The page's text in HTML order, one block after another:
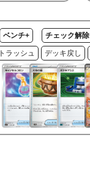
ベンチ+ チェック解除
トラッシュ デッキ戻し